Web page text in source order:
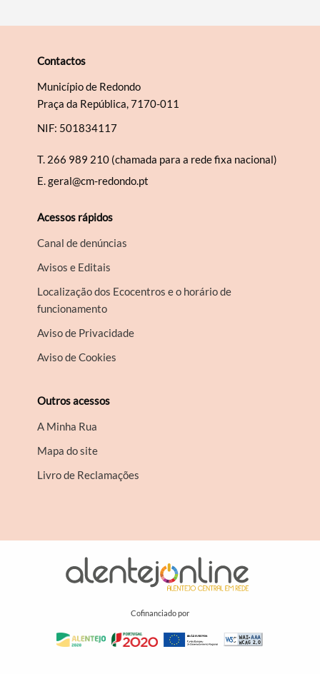
Contactos
Município de Redondo
Praça da República, 7170-011
NIF: 501834117
T. 266 989 210 (chamada para a rede fixa nacional)
E.geral@cm-redondo.pt
Acessos rápidos
Canal de denúncias
Avisos e Editais
Localização dos Ecocentros e o horário de
funcionamento
Aviso de Privacidade
Aviso de Cookies
Outros acessos
A Minha Rua
Mapa do site
Livro de Reclamações
Cofinanciado por